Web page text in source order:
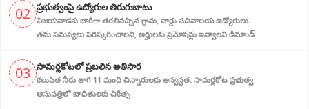
02 ప్ర‌భుత్వంపై ఉద్యోగుల తిరుగుబాటు
విజయవాడకు భారీగా తరలివచ్చిన గ్రామ‌, వార్డు సచివాలయ ఉద్యోగులు.
తమ సమస్యలు పరిష్కరించాలని, అర్హుల‌కు ప్రమోషన్లు ఇవ్వాలని డిమాండ్
03 సామర్లకోటలో ప్రబలిన అతిసార
కలుషిత నీరు తాగి 11 మంది చిన్నారులకు అస్వస్థత. సామర్లకోట ప్రభుత్వ
ఆసుపత్రిలో బాధితులకు చికిత్స